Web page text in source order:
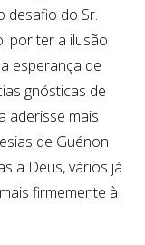
desafio do Sr.
por ter a ilusão
esperança de
gnósticas de
aderisse mais
de Guénon
a Deus, vários já
firmemente à